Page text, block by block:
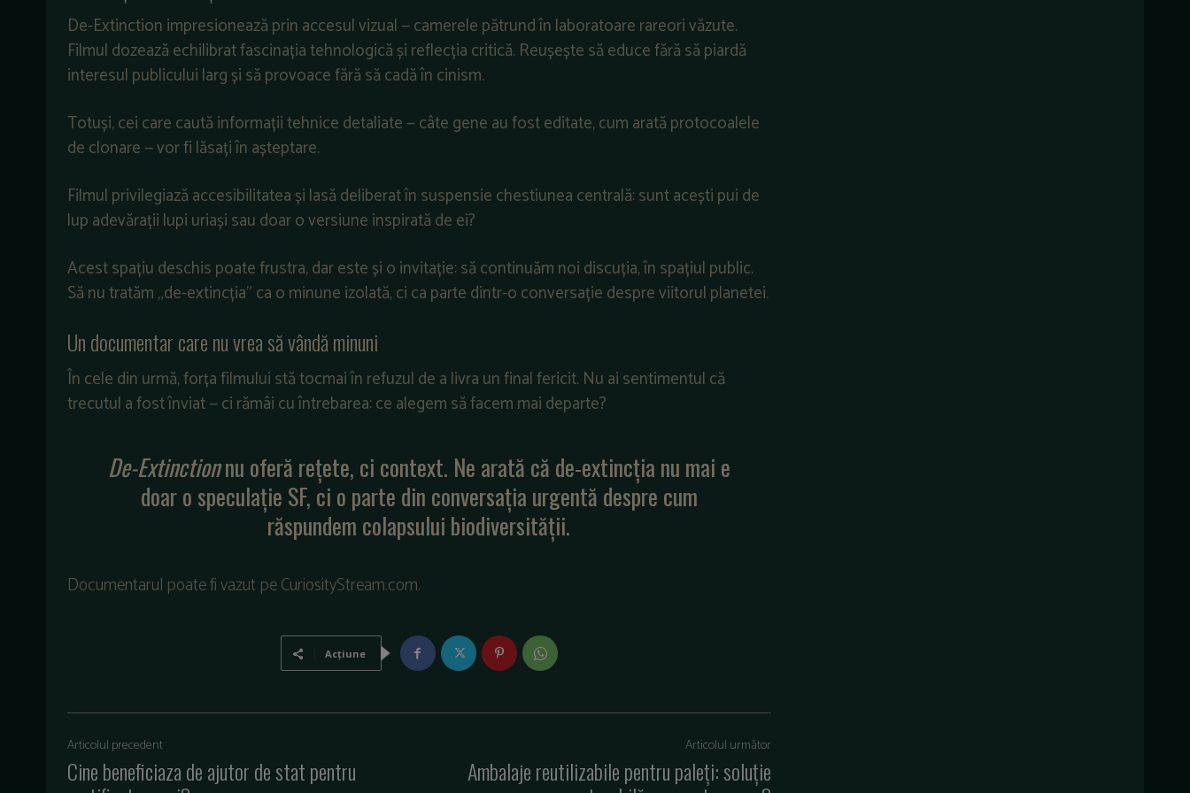
De-Extinction impresionează prin accesul vizual — camerele pătrund în laboratoare rareori văzute.
Filmul dozează echilibrat fascinația tehnologică și reflecția critică. Reușește să educe fără să piardă
interesul publicului larg și să provoace fără să cadă în cinism.
Totuși, cei care caută informații tehnice detaliate — câte gene au fost editate, cum arată protocoalele
de clonare — vor fi lăsați în așteptare.
Filmul privilegiază accesibilitatea și lasă deliberat în suspensie chestiunea centrală: sunt acești pui de
lup adevărații lupi uriași sau doar o versiune inspirată de ei?
Acest spațiu deschis poate frustra, dar este și o invitație: să continuăm noi discuția, în spațiul public.
Să nu tratăm „de-extincția” ca o minune izolată, ci ca parte dintr-o conversație despre viitorul planetei.
Un documentar care nu vrea să vândă minuni
În cele din urmă, forța filmului stă tocmai în refuzul de a livra un final fericit. Nu ai sentimentul că
trecutul a fost înviat — ci rămâi cu întrebarea: ce alegem să facem mai departe?
De-Extinctionnu oferă rețete, ci context. Ne arată că de-extincția nu mai e
doar o speculație SF, ci o parte din conversația urgentă despre cum
răspundem colapsului biodiversității.
Documentarul poate fi vazut pe CuriosityStream.com.
Acțiune
Articolul precedent
Cine beneficiaza de ajutor de stat pentru
Articolul următor
Ambalaje reutilizabile pentru paleți: soluție